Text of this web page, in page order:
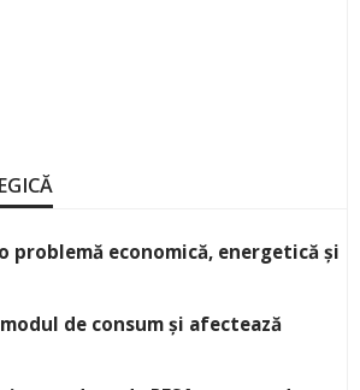
problemă economică, energetică și
de consum și afectează